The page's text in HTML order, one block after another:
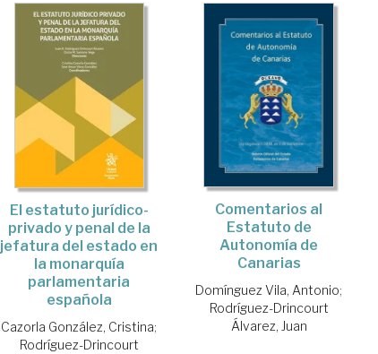
El estatuto jurídico-
privado y penal de la
jefatura del estado en
la monarquía
parlamentaria
española
Cazorla González, Cristina;
Rodríguez-Drincourt
Comentarios al
Estatuto de
Autonomía de
Canarias
Domínguez Vila, Antonio;
Rodríguez-Drincourt
Álvarez, Juan